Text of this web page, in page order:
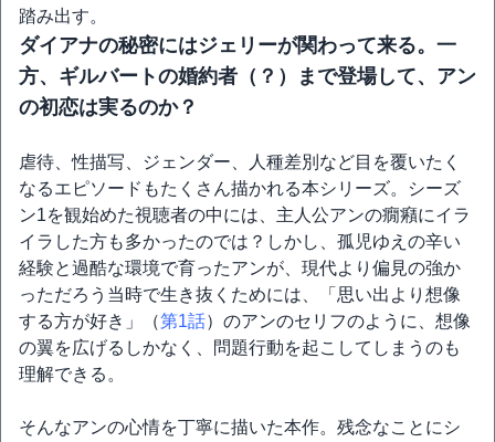
踏み出す。
ダイアナの秘密にはジェリーが関わって来る。一
方、ギルバートの婚約者（？）まで登場して、アン
の初恋は実るのか？
虐待、性描写、ジェンダー、人種差別など目を覆いたく
なるエピソードもたくさん描かれる本シリーズ。シーズ
ン1を観始めた視聴者の中には、主人公アンの癇癪にイラ
イラした方も多かったのでは？しかし、孤児ゆえの辛い
経験と過酷な環境で育ったアンが、現代より偏見の強か
っただろう当時で生き抜くためには、「思い出より想像
する方が好き」（第1話）のアンのセリフのように、想像
の翼を広げるしかなく、問題行動を起こしてしまうのも
理解できる。
そんなアンの心情を丁寧に描いた本作。残念なことにシ